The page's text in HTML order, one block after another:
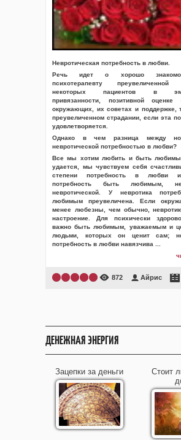
Невротическая потребность в любви.
Речь идет о хорошо
психотерапевту преувеличенной
некоторых пациентов в
привязанности, позитивной
окружающих, их советах и поддержке,
преувеличенном страдании, если эта
удовлетворяется.
Однако в чем разница между
невротической потребностью в любви?
Все мы хотим любить и быть
удается, мы чувствуем себя
степени потребность в любви
потребность быть любимым,
невротической. У невротика
любимым преувеличена. Если
менее любезны, чем обычно,
настроение. Для психически
важно быть любимым, уважаемым и
людьми, которых он ценит сам;
потребность в любви навязчива
872 Айрис
ДЕНЕЖНАЯ ЭНЕРГИЯ
Зацепки за деньги
Стоит